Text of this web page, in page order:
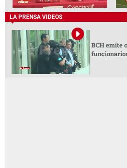
LA PRENSA VIDEOS
BCH emite